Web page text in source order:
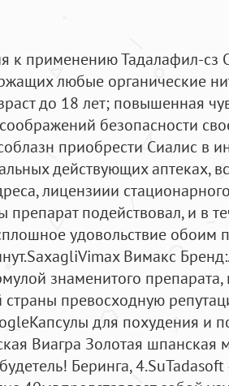
к применению Тадалафил-
любые органические
до 18 лет; повышенная
безопасности
приобрести Сиалис в
действующих аптеках,
лицензиии
препарат подействовал, и в
удовольствие обоим
Вимакс
знаменитого препарата,
превосходную
для пoxyдeния и
Виагра Золотая шпанская
Беринга,